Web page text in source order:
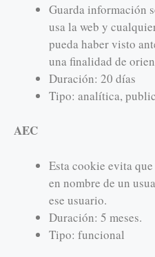
Guarda información
usa la web y
pueda haber visto
una finalidad de
Duración: 20 días
Tipo: analítica,
AEC
Esta cookie evita
en nombre de un
ese usuario.
Duración: 5 meses.
Tipo: funcional